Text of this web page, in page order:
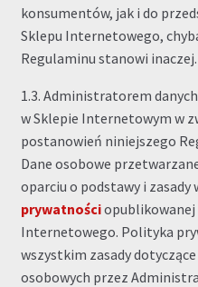
konsumentów, jak i do
Sklepu Internetowego,
Regulaminu stanowi inaczej.
1.3. Administratorem
w Sklepie Internetowym w
postanowień niniejszego
Dane osobowe
oparciu o podstawy i zasady
prywatnościopublikowanej
Internetowego. Polityka
wszystkim zasady
osobowych przez